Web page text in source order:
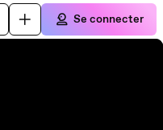
Se connecter